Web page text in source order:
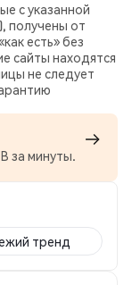
с указанной
получены от
есть» без
сайты находятся
не следует
за минуты.
тренд